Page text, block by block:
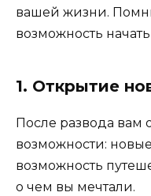
вашей жизни.
возможность
1. Открытие
После развода вам
возможности:
возможность
о чем вы мечтали.